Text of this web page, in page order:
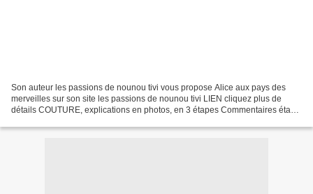
Son auteur les passions de nounou tivi vous propose Alice aux pays des
merveilles sur son site les passions de nounou tivi LIEN cliquez plus de
détails COUTURE, explications en photos, en 3 étapes Commentaires étape